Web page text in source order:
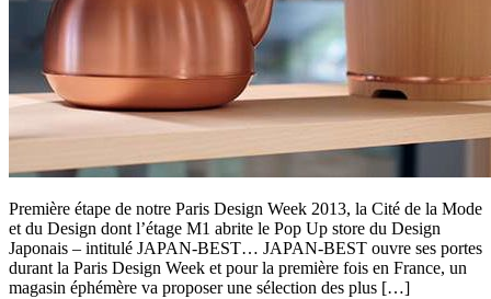
Première étape de notre Paris Design Week 2013, la Cité de la Mode
et du Design dont l’étage M1 abrite le Pop Up store du Design
Japonais – intitulé JAPAN-BEST… JAPAN-BEST ouvre ses portes
durant la Paris Design Week et pour la première fois en France, un
magasin éphémère va proposer une sélection des plus […]